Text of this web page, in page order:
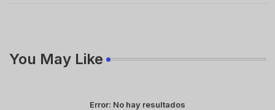
You May Like
Error: No hay resultados